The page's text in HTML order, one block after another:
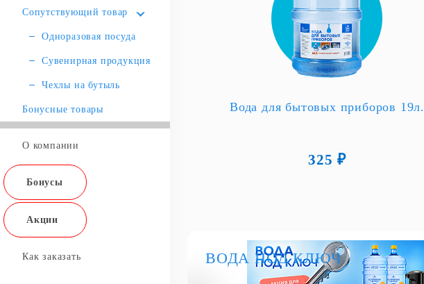
Сопутствующий товар
Одноразовая посуда
Сувенирная продукция
Чехлы на бутыль
Бонусные товары
О компании
Бонусы
Акции
Как заказать
Вода для бытовых приборов 19л.
325 ₽
ВОДА ПОД КЛЮЧ